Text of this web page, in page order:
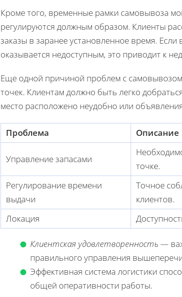
Кроме того, временные рамки самовывоза
регулируются должным образом. Клиенты
заказы в заранее установленное время.
оказывается недоступным, это приводит к
Еще одной причиной проблем с
точек. Клиентам должно быть легко
место расположено неудобно или
Проблема Описание
Управление запасами
точке.
Регулирование времени
выдачи
Точное
клиентов.
Локация
Клиентская удовлетворенность—
правильного управления
Эффективная система логистики
общей оперативности работы.